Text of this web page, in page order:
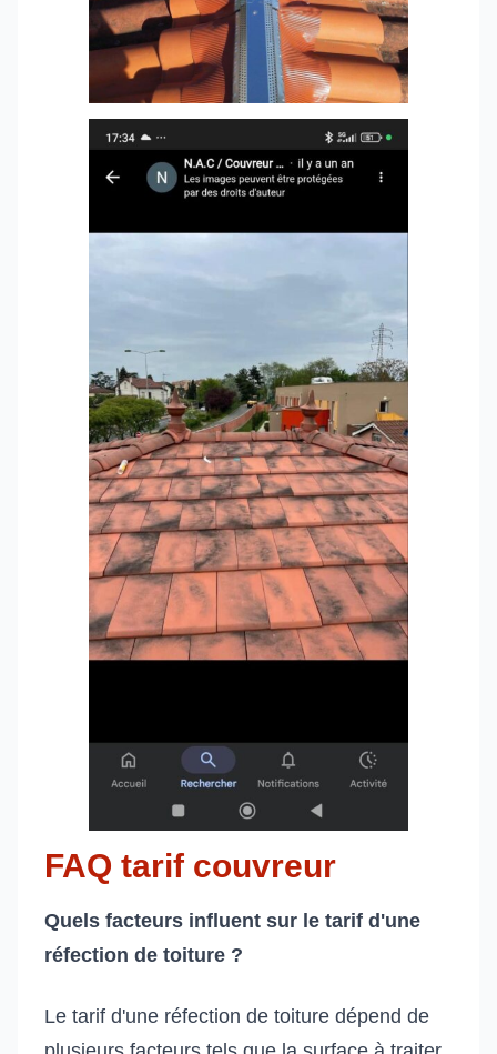
FAQ tarif couvreur
Quels facteurs influent sur le tarif d'une
réfection de toiture ?
Le tarif d'une réfection de toiture dépend de